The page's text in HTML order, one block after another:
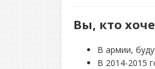
Вы, кто
В армии,
В 2014-2015